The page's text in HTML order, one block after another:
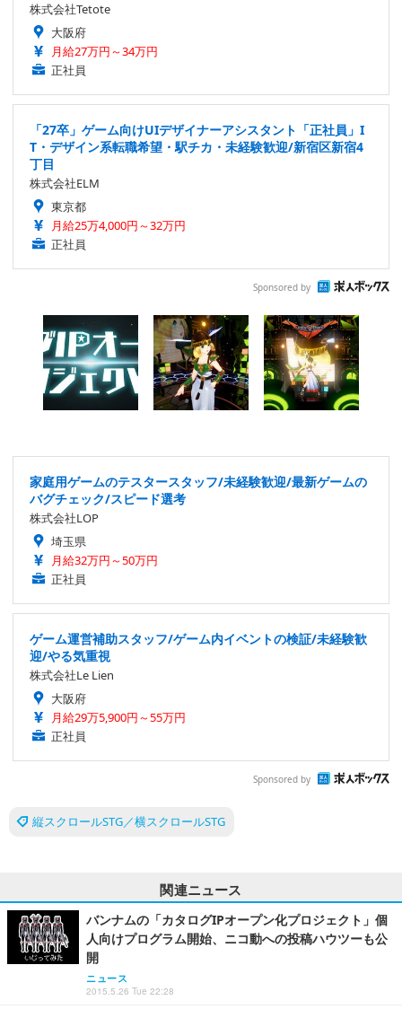
株式会社Tetote
大阪府
月給27万円～34万円
正社員
「27卒」ゲーム向けUIデザイナーアシスタント「正社員」I
T・デザイン系転職希望・駅チカ・未経験歓迎/新宿区新宿4
丁目
株式会社ELM
東京都
月給25万4,000円～32万円
正社員
Sponsored by
家庭用ゲームのテスタースタッフ/未経験歓迎/最新ゲームの
バグチェック/スピード選考
株式会社LOP
埼玉県
月給32万円～50万円
正社員
ゲーム運営補助スタッフ/ゲーム内イベントの検証/未経験歓
迎/やる気重視
株式会社Le Lien
大阪府
月給29万5,900円～55万円
正社員
Sponsored by
縦スクロールSTG／横スクロールSTG
関連ニュース
バンナムの「カタログIPオープン化プロジェクト」個
人向けプログラム開始、ニコ動への投稿ハウツーも公
開
ニュース
2015.5.26 Tue 22:28